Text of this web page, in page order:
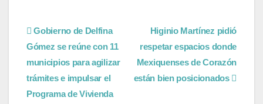
Higinio Martínez pidió
respetar espacios donde
Mexiquenses de Corazón
están bien posicionados
Gobierno de Delfina
Gómez se reúne con 11
municipios para agilizar
trámites e impulsar el
Programa de Vivienda